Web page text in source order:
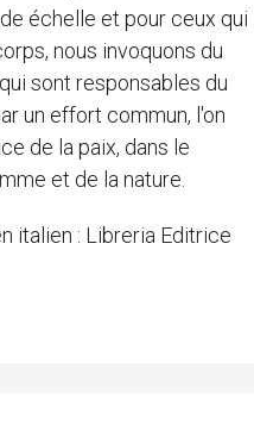
échelle et pour ceux qui
nous invoquons du
sont responsables du
un effort commun, l'on
de la paix, dans le
et de la nature.
italien : Libreria Editrice